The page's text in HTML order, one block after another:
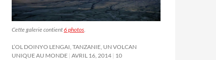
Cette galerie contient6 photos.
L’OL DOINYO LENGAI, TANZANIE, UN VOLCAN
UNIQUE AU MONDE AVRIL 16, 2014 10